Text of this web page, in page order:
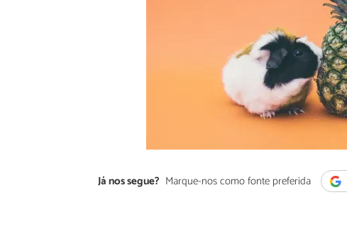
Já nos segue? Marque-nos como fonte preferida